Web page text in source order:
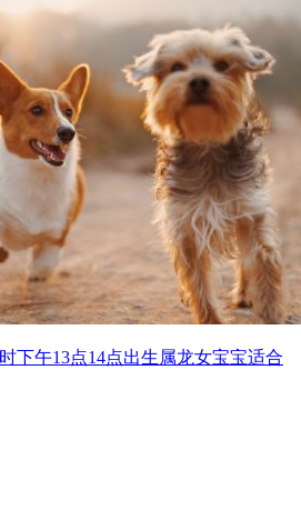
下午13点14点出生属龙女宝宝适合